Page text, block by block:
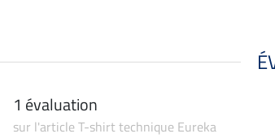
1 évaluation
sur l'article T-shirt technique Eureka